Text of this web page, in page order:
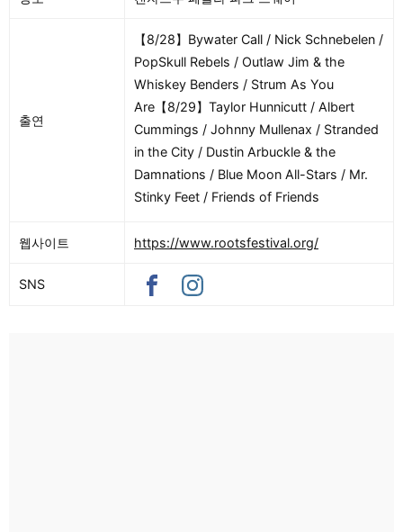
출연
【8/28】Bywater Call / Nick Schnebelen /
PopSkull Rebels / Outlaw Jim & the
Whiskey Benders / Strum As You
Are【8/29】Taylor Hunnicutt / Albert
Cummings / Johnny Mullenax / Stranded
in the City / Dustin Arbuckle & the
Damnations / Blue Moon All-Stars / Mr.
Stinky Feet / Friends of Friends
웹사이트 https://www.rootsfestival.org/
SNS